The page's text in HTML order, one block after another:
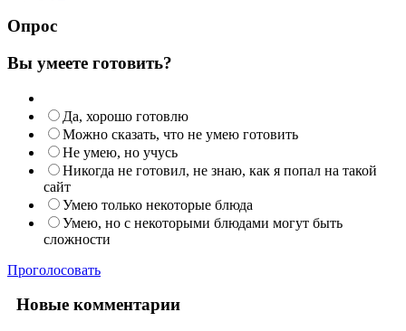
Опрос
Вы умеете готовить?
Да, хорошо готовлю
Можно сказать, что не умею готовить
Не умею, но учусь
Никогда не готовил, не знаю, как я попал на такой
сайт
Умею только некоторые блюда
Умею, но с некоторыми блюдами могут быть
сложности
Проголосовать
Новые комментарии